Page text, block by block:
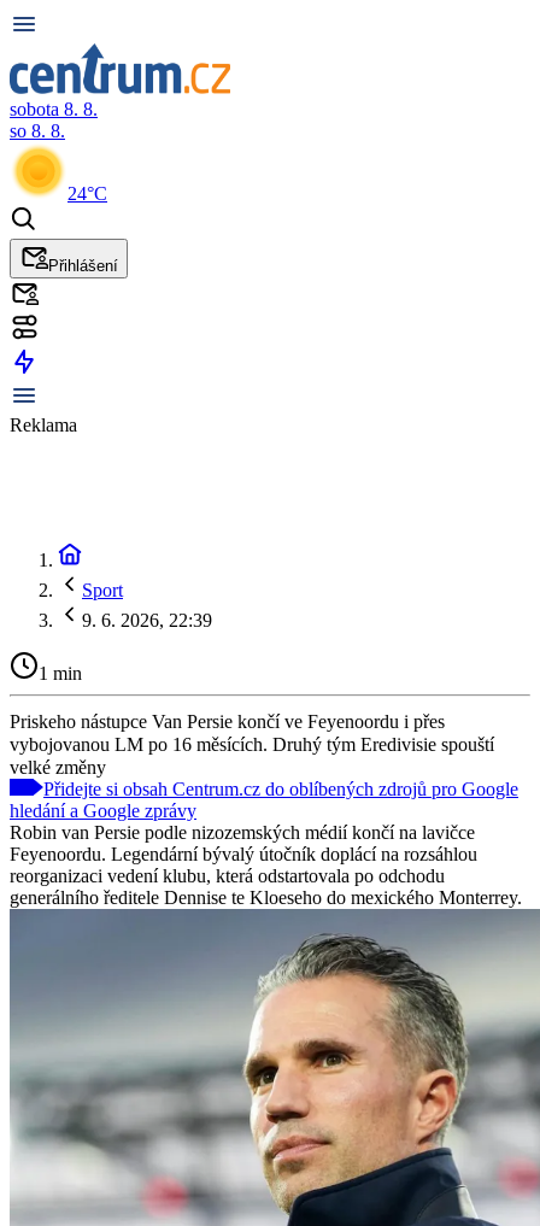
sobota 8. 8.
so 8. 8.
24°C
Přihlášení
Reklama
Sport
9. 6. 2026, 22:39
1 min
Priskeho nástupce Van Persie končí ve Feyenoordu i přes
vybojovanou LM po 16 měsících. Druhý tým Eredivisie spouští
velké změny
Přidejte si obsah Centrum.cz do oblíbených zdrojů pro Google
hledání a Google zprávy
Robin van Persie podle nizozemských médií končí na lavičce
Feyenoordu. Legendární bývalý útočník doplácí na rozsáhlou
reorganizaci vedení klubu, která odstartovala po odchodu
generálního ředitele Dennise te Kloeseho do mexického Monterrey.